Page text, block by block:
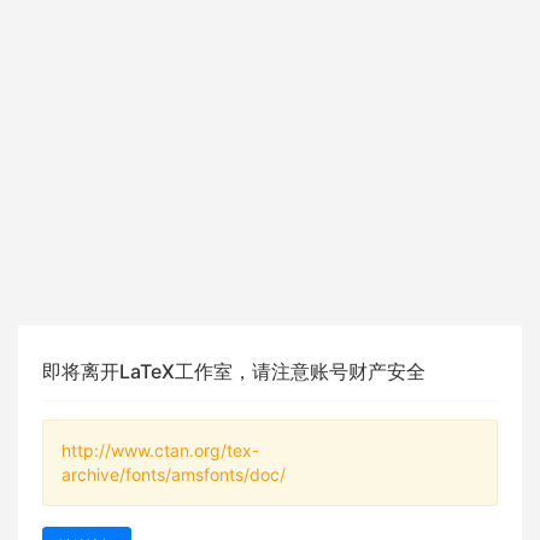
即将离开LaTeX工作室，请注意账号财产安全
http://www.ctan.org/tex-
archive/fonts/amsfonts/doc/